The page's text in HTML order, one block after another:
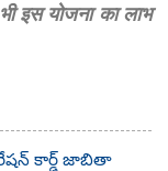
इस योजना का लाभ
రేషన్ కార్డ్ జాబితా